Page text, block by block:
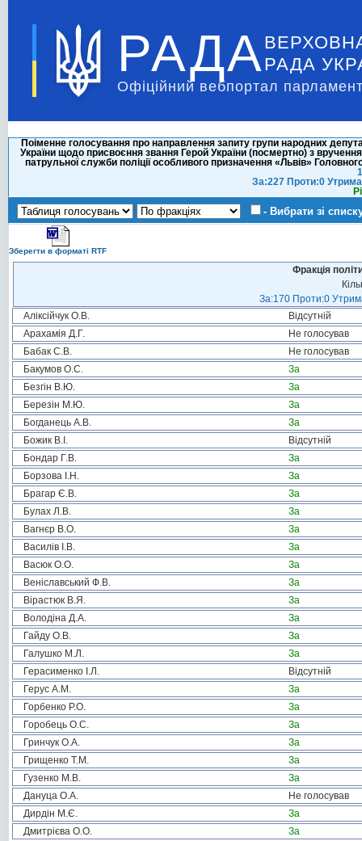
РАДА РАДА
Офіційний вебпортал
Поіменне голосування про направлення запиту групи народних
України щодо присвоєння звання Герой України (посмертно) з
патрульної служби поліції особливого призначення «Львів»
За:227 Проти:0
- Вибрати зі
Зберегти в форматі RTF
Фракція
За:170 Проти:0
Аліксійчук О.В.
Відсутній
Арахамія Д.Г.
Не голосував
Бабак С.В.
Не голосував
Бакумов О.С.
За
Безгін В.Ю.
За
Березін М.Ю.
За
Богданець А.В.
За
Божик В.І.
Відсутній
Бондар Г.В.
За
Борзова І.Н.
За
Брагар Є.В.
За
Булах Л.В.
За
Вагнєр В.О.
За
Василів І.В.
За
Васюк О.О.
За
Веніславський Ф.В.
За
Вірастюк В.Я.
За
Володіна Д.А.
За
Гайду О.В.
За
Галушко М.Л.
За
Герасименко І.Л.
Відсутній
Герус А.М.
За
Горбенко Р.О.
За
Горобець О.С.
За
Гринчук О.А.
За
Грищенко Т.М.
За
Гузенко М.В.
За
Дануца О.А.
Не голосував
Дирдін М.Є.
За
Дмитрієва О.О.
За